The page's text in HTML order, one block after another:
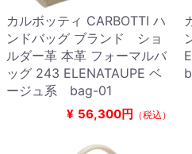
カルボッティ CARBOTTI ハ
ンドバッグ ブランド ショ
ルダー革 本革 フォーマルバ
ッグ 243 ELENATAUPE ベ
ージュ系 bag-01
¥ 56,300円 （税込）